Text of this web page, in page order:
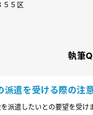
５５区
執筆
遣を受ける際の注
派遣したいとの要望を受